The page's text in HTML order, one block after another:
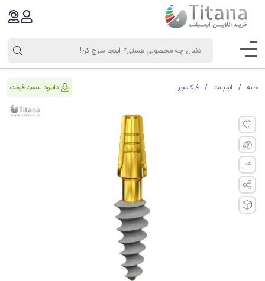
خانه ایمپلنت فیکسچر دانلود لیست قیمت